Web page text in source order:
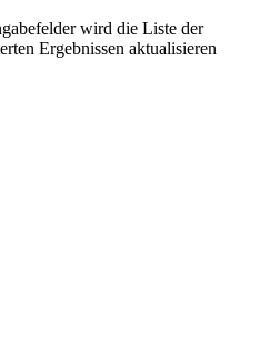
wird die Liste der
Ergebnissen aktualisieren